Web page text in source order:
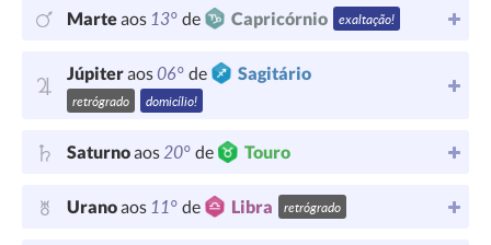
Marteaos 13° de Capricórnio exaltação!
Júpiteraos06° de Sagitário
retrógrado domicílio!
Saturnoaos20° de Touro
Uranoaos 11° de Libra retrógrado